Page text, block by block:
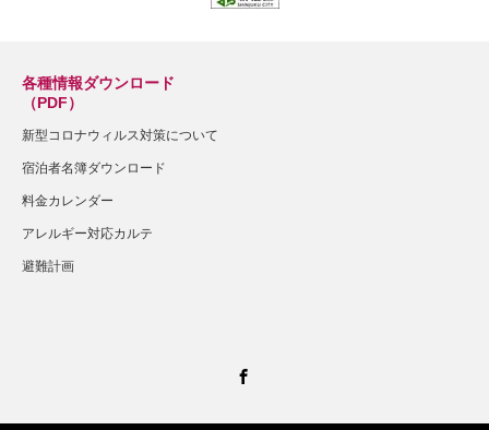
各種情報ダウンロード
（PDF）
新型コロナウィルス対策について
宿泊者名簿ダウンロード
料金カレンダー
アレルギー対応カルテ
避難計画